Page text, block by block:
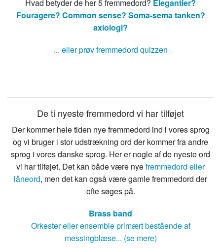
Hvad betyder de her 5 fremmedord? Elegantier?
Fouragere? Common sense? Soma-sema tanken?
axiologi?
... eller prøv fremmedord quizzen
De ti nyeste fremmedord vi har tilføjet
Der kommer hele tiden nye fremmedord ind i vores sprog
og vi bruger i stor udstrækning ord der kommer fra andre
sprog i vores danske sprog. Her er nogle af de nyeste ord
vi har tilføjet. Det kan både være nyefremmedord eller
låneord, men det kan også være gamle fremmedord der
ofte søges på.
Brass band
Orkester eller ensemble primært bestående af
messingblæse... (se mere)